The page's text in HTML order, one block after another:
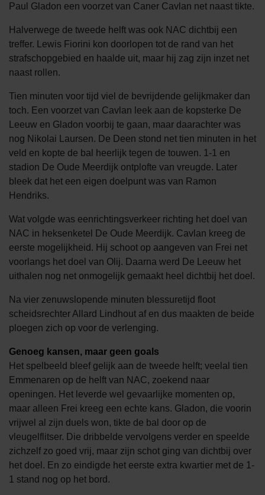
Paul Gladon een voorzet van Caner Cavlan net naast tikte.
Halverwege de tweede helft was ook NAC dichtbij een
treffer. Lewis Fiorini kon doorlopen tot de rand van het
strafschopgebied en haalde uit, maar hij zag zijn inzet net
naast rollen.
Tien minuten voor tijd viel de bevrijdende gelijkmaker dan
toch. Een voorzet van Cavlan leek aan de kopsterke De
Leeuw en Gladon voorbij te gaan, maar daarachter was
nog Nikolai Laursen. De Deen stond net tien minuten in het
veld en kopte de bal heerlijk tegen de touwen. 1-1 en
stadion De Oude Meerdijk ontplofte van vreugde. Later
bleek dat het een eigen doelpunt was van Ramon
Hendriks.
Wat volgde was eenrichtingsverkeer richting het doel van
NAC in heksenketel De Oude Meerdijk. Cavlan kreeg de
eerste mogelijkheid. Hij schoot op aangeven van Frei net
voorlangs het doel van Olij. Daarna werd De Leeuw het
uithalen nog net onmogelijk gemaakt heel dichtbij het doel.
Na vier zenuwslopende minuten blessuretijd floot
scheidsrechter Allard Lindhout af en dus maakten de beide
ploegen zich op voor de verlenging.
Genoeg kansen, maar geen goals
Het spelbeeld bleef gelijk aan de tweede helft; veelal tien
Emmenaren op de helft van NAC, zoekend naar
openingen. Het leverde wel gevaarlijke momenten op,
maar alleen Frei kreeg een echte kans. Gladon, die voorin
vrijwel al zijn duels won, tikte de bal door op de
vleugelflitser. Die dribbelde vervolgens verder en speelde
zichzelf zo goed vrij, maar zijn schot ging van dichtbij over
het doel. En zo eindigde het eerste extra kwartier met de 1-
1 stand nog op het bord.